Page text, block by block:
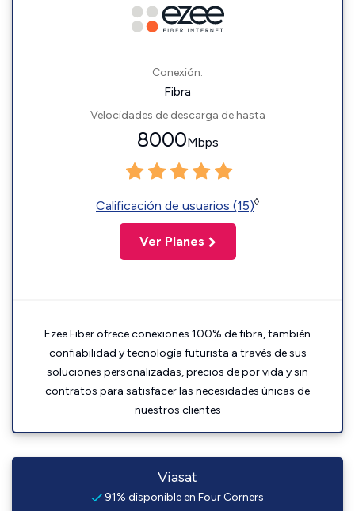
Conexión:
Fibra
Velocidades de descarga de hasta
8000Mbps
Calificación de usuarios (15)◊
Ver Planes
Ezee Fiber ofrece conexiones 100% de fibra, también
confiabilidad y tecnología futurista a través de sus
soluciones personalizadas, precios de por vida y sin
contratos para satisfacer las necesidades únicas de
nuestros clientes
Viasat
91% disponible en Four Corners